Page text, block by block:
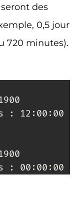
des
0,5 jour
720 minutes).
: 12:00:00
: 00:00:00